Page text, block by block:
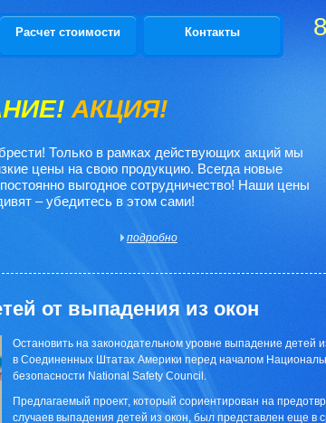
Расчет стоимости Контакты
АКЦИЯ!
Только в рамках действующих акций мы
цены на свою продукцию. Всегда новые
выгодное сотрудничество! Наши цены
– убедитесь в этом сами!
подробно
от выпадения из окон
Остановить на законодательном уровне выпадение детей
в Соединенных Штатах Америки перед началом
безопасности National Safety Council.
Предлагаемый проект, который сориентирован на
случаев выпадения детей из окон, был представлен еще в